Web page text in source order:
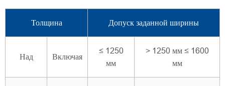
Толщина Допуск заданной ширины
Над Включая
≤ 1250
мм
> 1250 мм ≤ 1600
мм